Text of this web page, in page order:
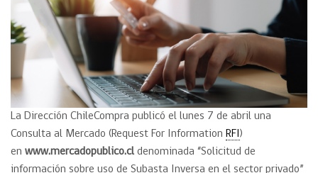
La Dirección ChileCompra publicó el lunes 7 de abril una
Consulta al Mercado (Request For Information RFI )
en www.mercadopublico.cl denominada “Solicitud de
información sobre uso de Subasta Inversa en el sector privado”